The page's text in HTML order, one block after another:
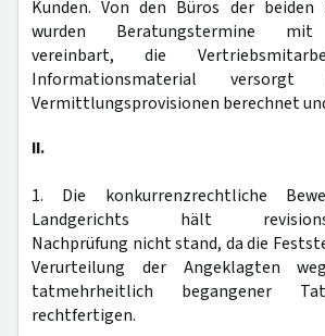
Kunden. Von den Büros der beiden
wurden Beratungstermine mit
vereinbart, die
Informationsmaterial
Vermittlungsprovisionen berechnet
II.
1. Die konkurrenzrechtliche
Landgerichts hält
Nachprüfung nicht stand, da die
Verurteilung der Angeklagten
tatmehrheitlich begangener
rechtfertigen.